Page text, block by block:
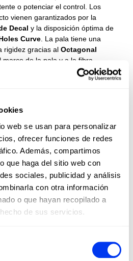
web se usan para personalizar
ofrecer funciones de redes
Además, compartimos
que haga del sitio web con
sociales, publicidad y análisis
con otra información
o que hayan recopilado a
de sus servicios.
o potenciar el control. Los
vienen garantizados por la
Decal y la disposición óptima de
Curve . La pala tiene una
rigidez gracias alOctagonal
marco de la pala y a la fibra
en la superficie. La forma de la
es idónea para conseguir los